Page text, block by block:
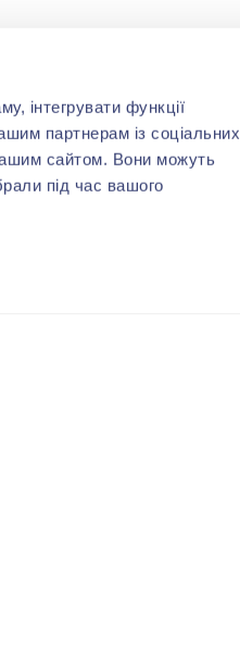
інтегрувати функції
партнерам із соціальних
сайтом. Вони можуть
під час вашого